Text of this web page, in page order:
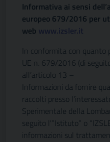
Informativa ai sensi
europeo 679/2016 per
web www.izsler.it
In conformita con
UE n. 679/2016 (di
all’articolo 13 –
Informazioni da fornire
raccolti presso
Sperimentale della
seguito l'”Istituto” o
informazioni sul